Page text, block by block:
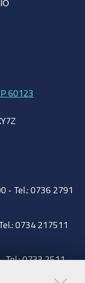
60123
- Tel.: 0736 2791
0734 217511
Tel.: 0733 2511